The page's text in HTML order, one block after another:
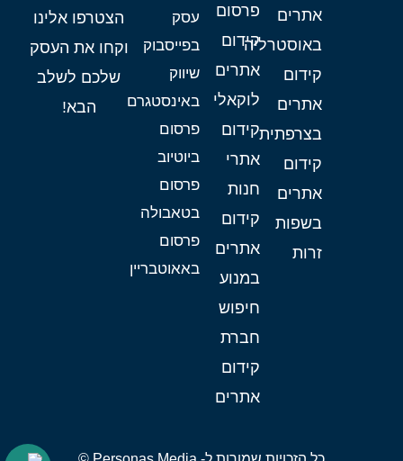
אתרים
באוסטרליה
קידום
אתרים
בצרפתית
קידום
אתרים
בשפות
זרות
פרסום
קידום
אתרים
לוקאלי
קידום
אתרי
חנות
קידום
אתרים
במנוע
חיפוש
חברת
קידום
אתרים
עסק
בפייסבוק
שיווק
באינסטגרם
פרסום
ביוטיוב
פרסום
בטאבולה
פרסום
באאוטבריין
הצטרפו אלינו
וקחו את העסק
שלכם לשלב
הבא!